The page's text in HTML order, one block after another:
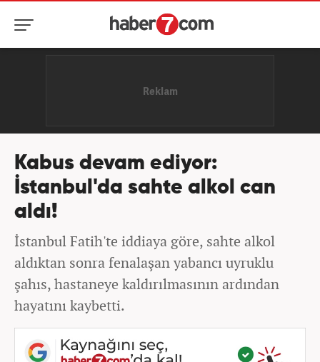
Kabus devam ediyor:
İstanbul'da sahte alkol can
aldı!
İstanbul Fatih'te iddiaya göre, sahte alkol
aldıktan sonra fenalaşan yabancı uyruklu
şahıs, hastaneye kaldırılmasının ardından
hayatını kaybetti.